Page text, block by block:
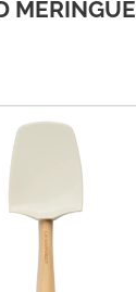
MERINGUE